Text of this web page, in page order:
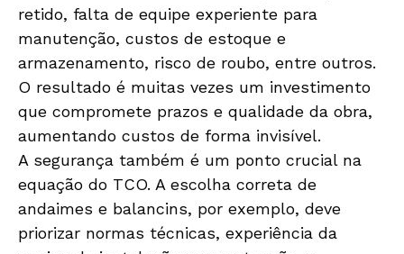
retido, falta de equipe experiente para
manutenção, custos de estoque e
armazenamento, risco de roubo, entre outros.
O resultado é muitas vezes um investimento
que compromete prazos e qualidade da obra,
aumentando custos de forma invisível.
A segurança também é um ponto crucial na
equação do TCO. A escolha correta de
andaimes e balancins, por exemplo, deve
priorizar normas técnicas, experiência da